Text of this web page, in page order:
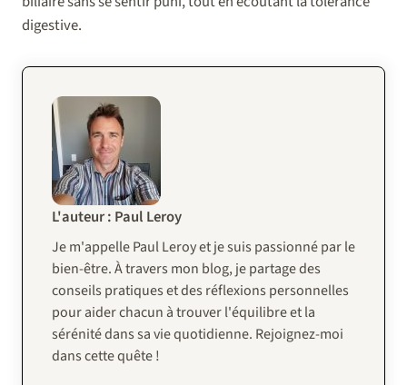
digestive.
L'auteur : Paul Leroy
Je m'appelle Paul Leroy et je suis passionné par le
bien-être. À travers mon blog, je partage des
conseils pratiques et des réflexions personnelles
pour aider chacun à trouver l'équilibre et la
sérénité dans sa vie quotidienne. Rejoignez-moi
dans cette quête !